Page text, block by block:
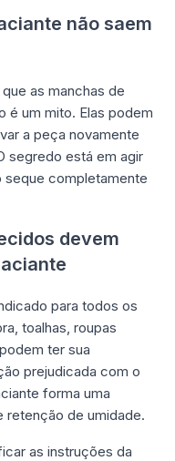
não saem
as manchas de
é um mito. Elas podem
a peça novamente
segredo está em agir
seque completamente
devem
para todos os
toalhas, roupas
ter sua
prejudicada com o
forma uma
retenção de umidade.
as instruções da